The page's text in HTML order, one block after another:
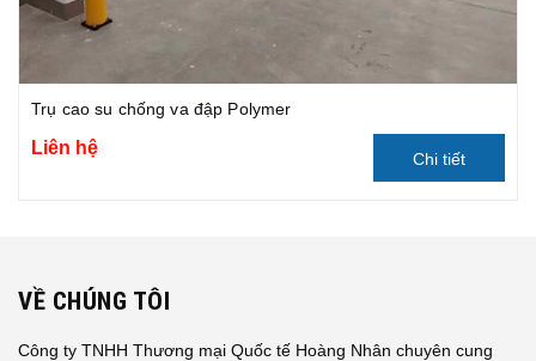
Trụ cao su chống va đập Polymer
Liên hệ
Chi tiết
VỀ CHÚNG TÔI
Công ty TNHH Thương mại Quốc tế Hoàng Nhân chuyên cung